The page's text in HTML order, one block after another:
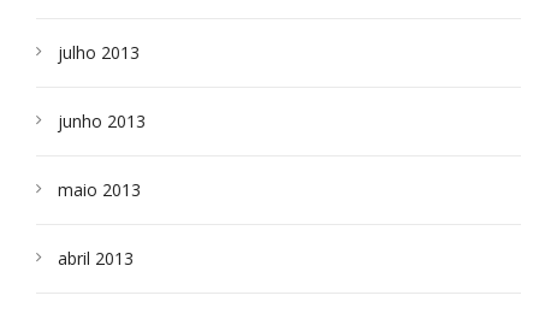
julho 2013
junho 2013
maio 2013
abril 2013